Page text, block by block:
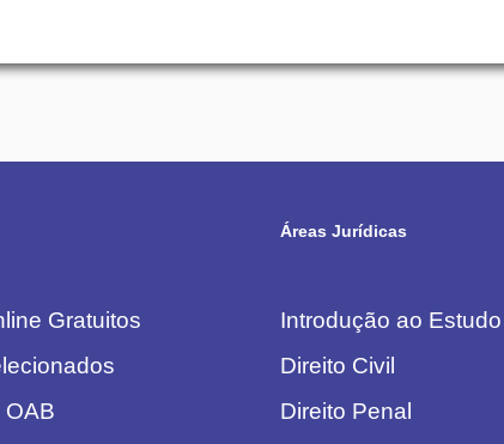
Gratuitos
OAB
Áreas Jurídicas
Introdução ao
Direito Civil
Direito Penal